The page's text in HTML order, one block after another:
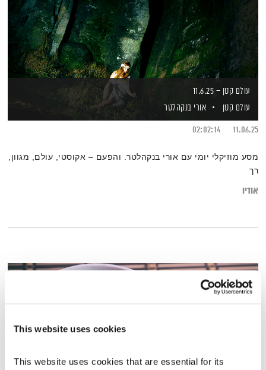
This website uses cookies
This website uses cookies that are essential for its
עולם קטן – 11.6.25
עולם קטן
אורי בנקהלטר
11.06.25
02:02:14
מסע מוזיקלי יומי עם אורי בנקהלטר. והפעם – אקוסטי, עולם, מגוון,
רך
אודיו